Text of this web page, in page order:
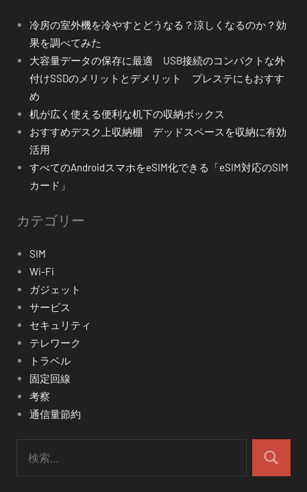
冷房の室外機を冷やすとどうなる？涼しくなるのか？効
果を調べてみた
大容量データの保存に最適 USB接続のコンパクトな外
付けSSDのメリットとデメリット プレステにもおすす
め
机が広く使える便利な机下の収納ボックス
おすすめデスク上収納棚 デッドスペースを収納に有効
活用
すべてのAndroidスマホをeSIM化できる「eSIM対応のSIM
カード」
カテゴリー
SIM
Wi-Fi
ガジェット
サービス
セキュリティ
テレワーク
トラベル
固定回線
考察
通信量節約
検